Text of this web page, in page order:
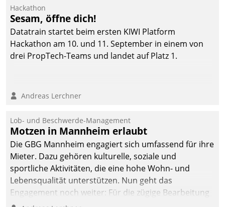
Ressort Kapitalanlage für
künftige Aufgaben und
Herausforderungen
gerüstet.
Hackathon
Sesam, öffne dich!
Datatrain startet beim ersten KIWI Platform
Hackathon am 10. und 11. September in einem von
drei PropTech-Teams und landet auf Platz 1.
Andreas Lerchner
Lob- und Beschwerde-Management
Motzen in Mannheim erlaubt
Die GBG Mannheim engagiert sich umfassend für ihre
Mieter. Dazu gehören kulturelle, soziale und
sportliche Aktivitäten, die eine hohe Wohn- und
Lebensqualität unterstützen. Nun geht das
Engagement noch weiter: Für die zügige Bearbeitung
von Beschwerden – oder Lob – richtet das